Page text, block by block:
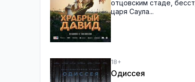
отцовским стаде,
царя Саула...
18+
Одиссея